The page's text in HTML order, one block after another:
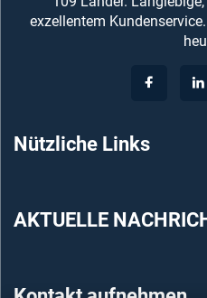
exzellentem
Nützliche Links
AKTUELLE